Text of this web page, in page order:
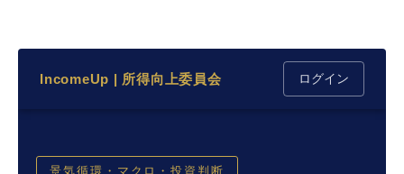
IncomeUp | 所得向上委員会 ログイン
景気循環・マクロ・投資判断